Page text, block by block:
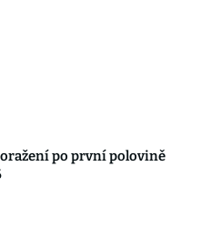
po první polovině